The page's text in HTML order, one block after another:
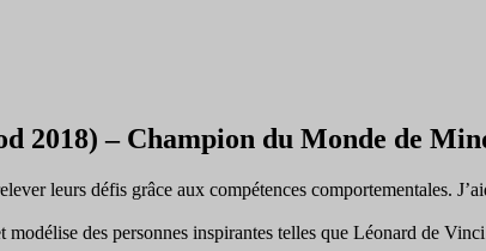
2018) – Champion du Monde de
leurs défis grâce aux compétences comportementales.
des personnes inspirantes telles que Léonard de